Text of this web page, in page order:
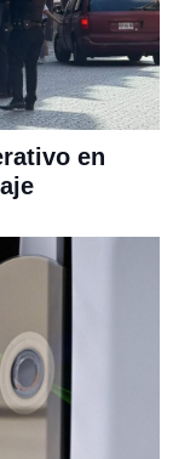
en